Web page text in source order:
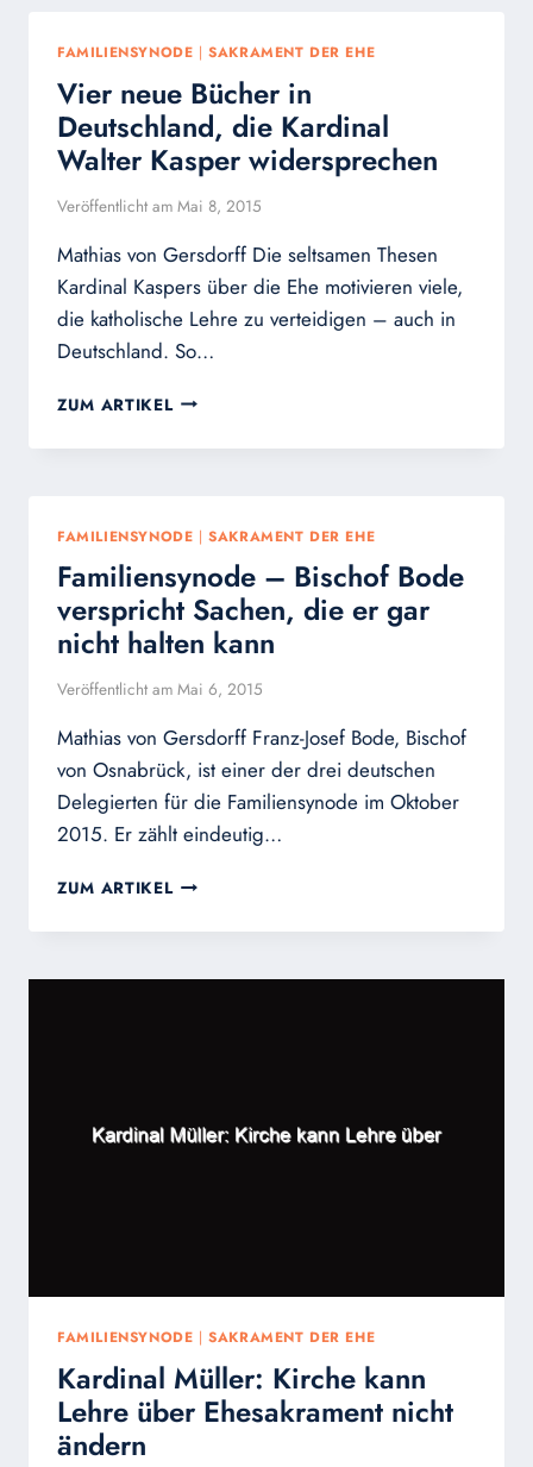
PAPST/GROSSE M
EDIENRESONANZ
FAMILIENSYNODE |SAKRAMENT DER EHE
Vier neue Bücher in
Deutschland, die Kardinal
Walter Kasper widersprechen
Veröffentlicht am Mai 8, 2015
Mathias von Gersdorff Die seltsamen Thesen
Kardinal Kaspers über die Ehe motivieren viele,
die katholische Lehre zu verteidigen – auch in
Deutschland. So…
ZUM ARTIKEL VIER
BÜCHER
KARDINAL
WALTER
KASPER
WIDERSPRECHEN
FAMILIENSYNODE |SAKRAMENT DER EHE
Familiensynode – Bischof Bode
verspricht Sachen, die er gar
nicht halten kann
Veröffentlicht am Mai 6, 2015
Mathias von Gersdorff Franz-Josef Bode, Bischof
von Osnabrück, ist einer der drei deutschen
Delegierten für die Familiensynode im Oktober
2015. Er zählt eindeutig…
ZUM ARTIKEL FAMILIENSYNODE
BISCHOF
VERSPRICHT
HALTEN
FAMILIENSYNODE |SAKRAMENT DER EHE
Kardinal Müller: Kirche kann
Lehre über Ehesakrament nicht
ändern